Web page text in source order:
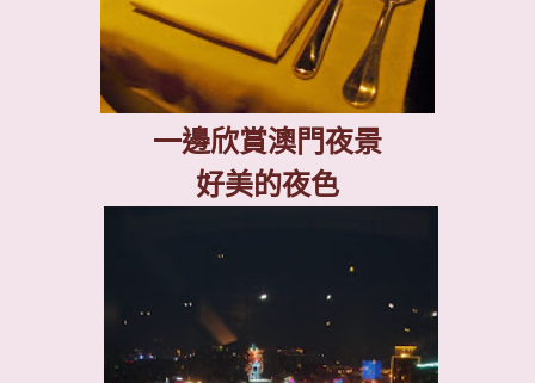
一邊欣賞澳門夜景
好美的夜色